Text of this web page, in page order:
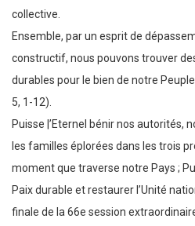
collective.
Ensemble, par un esprit de
constructif, nous pouvons trouver
durables pour le bien de notre
5, 1-12).
Puisse |’Eternel bénir nos autorités,
les familles éplorées dans les trois
moment que traverse notre Pays ;
Paix durable et restaurer l’Unité
finale de la 66e session extraordinaire